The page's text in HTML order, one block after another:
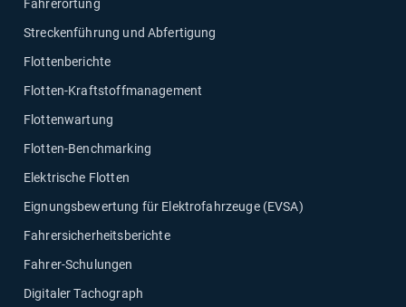
Fahrerortung
Streckenführung und Abfertigung
Flottenberichte
Flotten-Kraftstoffmanagement
Flottenwartung
Flotten-Benchmarking
Elektrische Flotten
Eignungsbewertung für Elektrofahrzeuge (EVSA)
Fahrersicherheitsberichte
Fahrer-Schulungen
Digitaler Tachograph